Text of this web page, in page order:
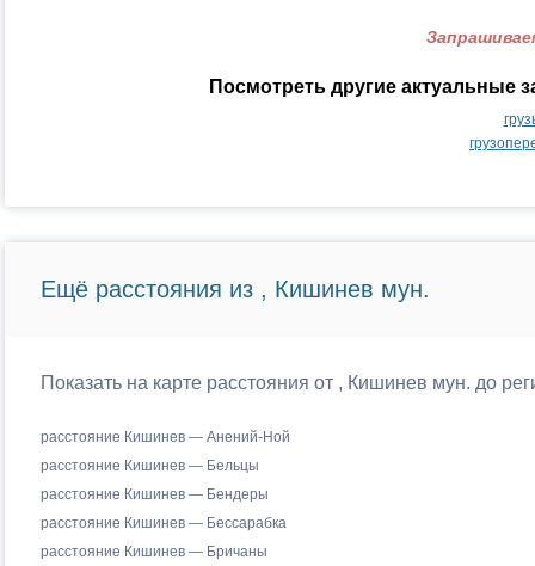
Посмотреть другие актуальные
Ещё расстояния из , Кишинев мун.
Показать на карте расстояния от , Кишинев мун. до
расстояние Кишинев — Анений-Ной
расстояние Кишинев — Бельцы
расстояние Кишинев — Бендеры
расстояние Кишинев — Бессарабка
расстояние Кишинев — Бричаны